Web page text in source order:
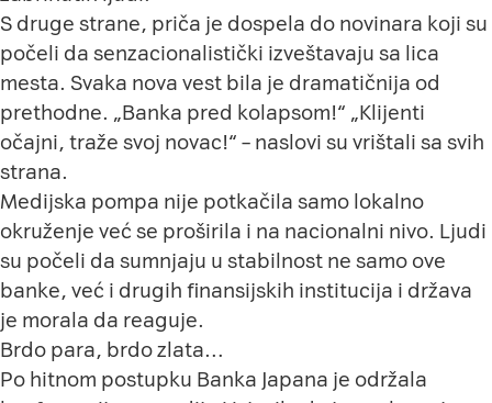
S druge strane, priča je dospela do novinara koji su
počeli da senzacionalistički izveštavaju sa lica
mesta. Svaka nova vest bila je dramatičnija od
prethodne. „Banka pred kolapsom!“ „Klijenti
očajni, traže svoj novac!“ – naslovi su vrištali sa svih
strana.
Medijska pompa nije potkačila samo lokalno
okruženje već se proširila i na nacionalni nivo. Ljudi
su počeli da sumnjaju u stabilnost ne samo ove
banke, već i drugih finansijskih institucija i država
je morala da reaguje.
Brdo para, brdo zlata…
Po hitnom postupku Banka Japana je održala